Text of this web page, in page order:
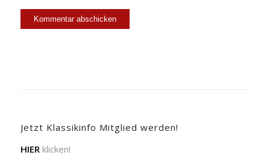
Jetzt Klassikinfo Mitglied werden!
HIERklicken!